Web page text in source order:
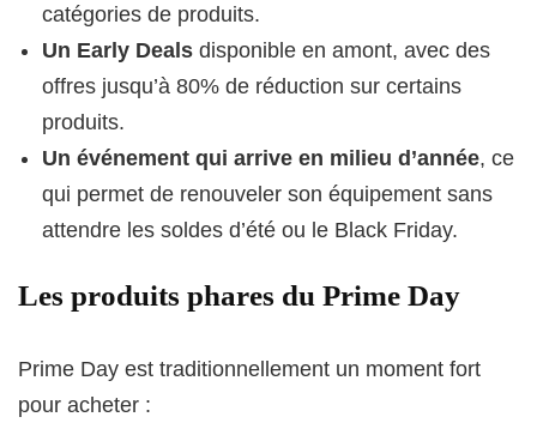
catégories de produits.
Un Early Deals disponible en amont, avec des
offres jusqu’à 80% de réduction sur certains
produits.
Un événement qui arrive en milieu d’année, ce
qui permet de renouveler son équipement sans
attendre les soldes d’été ou le Black Friday.
Les produits phares du Prime Day
Prime Day est traditionnellement un moment fort
pour acheter :